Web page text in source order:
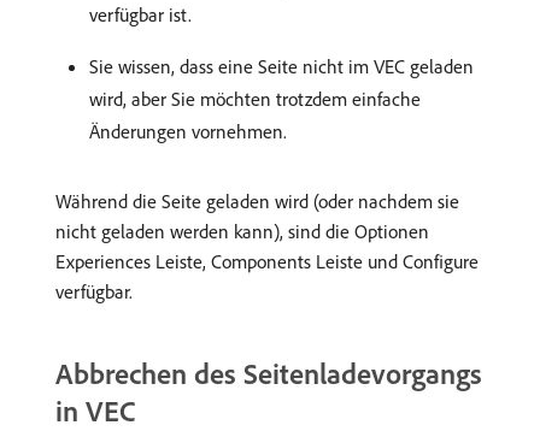
verfügbar ist.
Sie wissen, dass eine Seite nicht im VEC geladen
wird, aber Sie möchten trotzdem einfache
Änderungen vornehmen.
Während die Seite geladen wird (oder nachdem sie
nicht geladen werden kann), sind die Optionen
Experiences Leiste, Components Leiste und Configure
verfügbar.
Abbrechen des Seitenladevorgangs
in VEC